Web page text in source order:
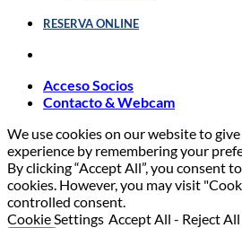
RESERVA ONLINE
Acceso Socios
Contacto & Webcam
We use cookies on our website to
experience by remembering your
By clicking “Accept All”, you consent
cookies. However, you may visit
controlled consent.
Cookie Settings Accept All - Reject All